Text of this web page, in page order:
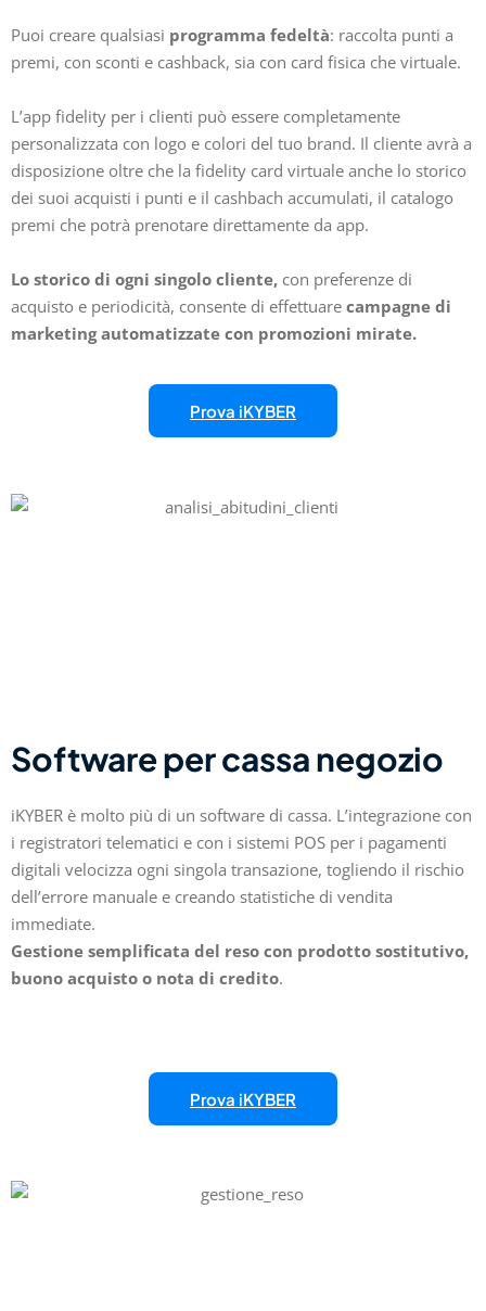
Puoi creare qualsiasi programma fedeltà: raccolta punti a
premi, con sconti e cashback, sia con card fisica che virtuale.
L’app fidelity per i clienti può essere completamente
personalizzata con logo e colori del tuo brand. Il cliente avrà a
disposizione oltre che la fidelity card virtuale anche lo storico
dei suoi acquisti i punti e il cashbach accumulati, il catalogo
premi che potrà prenotare direttamente da app.
Lo storico di ogni singolo cliente, con preferenze di
acquisto e periodicità, consente di effettuare campagne di
marketing automatizzate con promozioni mirate.
Prova iKYBER
Software per cassa negozio
iKYBER è molto più di un software di cassa. L’integrazione con
i registratori telematici e con i sistemi POS per i pagamenti
digitali velocizza ogni singola transazione, togliendo il rischio
dell’errore manuale e creando statistiche di vendita
immediate.
Gestione semplificata del reso con prodotto sostitutivo,
buono acquisto o nota di credito.
Prova iKYBER